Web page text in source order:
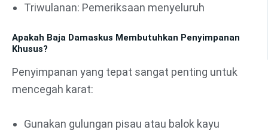
Triwulanan: Pemeriksaan menyeluruh
Apakah Baja Damaskus Membutuhkan Penyimpanan
Khusus?
Penyimpanan yang tepat sangat penting untuk
mencegah karat:
Gunakan gulungan pisau atau balok kayu